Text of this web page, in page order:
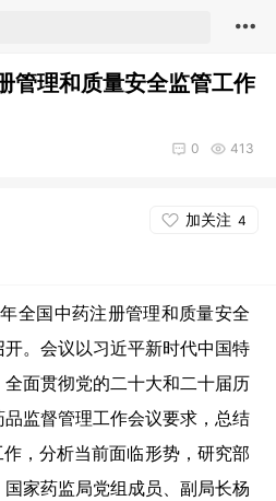
管理和质量安全监管工作
413
0
加关注 4
全国中药注册管理和质量安全
。会议以习近平新时代中国特
面贯彻党的二十大和二十届历
监督管理工作会议要求，总结
作，分析当前面临形势，研究部
家药监局党组成员、副局长杨